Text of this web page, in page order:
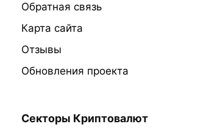
Обратная связь
Карта сайта
Отзывы
Обновления проекта
Секторы Криптовалют